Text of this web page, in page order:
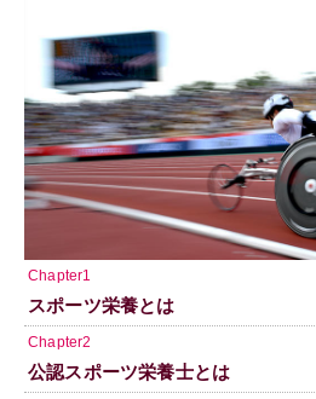
Chapter1
スポーツ栄養とは
Chapter2
公認スポーツ栄養士とは